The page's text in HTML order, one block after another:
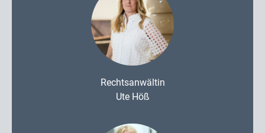
Rechtsanwältin
Ute Höß